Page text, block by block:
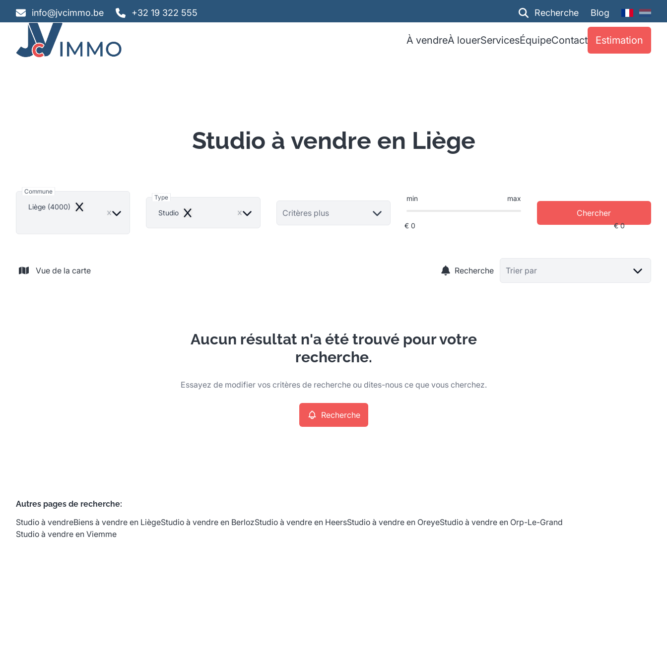
info@jvcimmo.be +32 19 322 555 Recherche Blog
À vendreÀ louerServicesÉquipeContact Estimation
Studio à vendre en Liège
Commune
Liège (4000)
Remove
Type
Studio
Remove Critères plus
min max
Chercher
Vue de la carte Recherche Trier par
Aucun résultat n'a été trouvé pour votre
recherche.
Essayez de modifier vos critères de recherche ou dites-nous ce que vous cherchez.
Recherche
Autres pages de recherche:
Studio à vendreBiens à vendre en LiègeStudio à vendre en BerlozStudio à vendre en HeersStudio à vendre en OreyeStudio à vendre en Orp-Le-Grand
Studio à vendre en Viemme